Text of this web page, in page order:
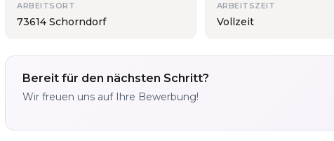
ARBEITSORT
73614 Schorndorf
ARBEITSZEIT
Vollzeit
Bereit für den nächsten Schritt?
Wir freuen uns auf Ihre Bewerbung!